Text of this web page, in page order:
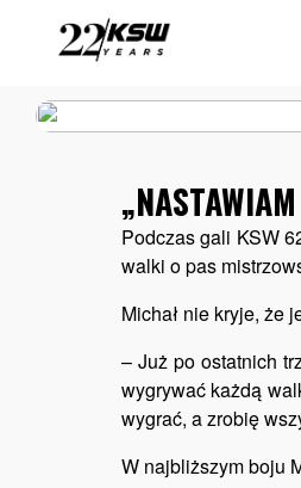
Podczas gali KSW
walki o pas
Michał nie kryje, że
– Już po ostatnich
wygrywać każdą
wygrać, a zrobię
W najbliższym boju